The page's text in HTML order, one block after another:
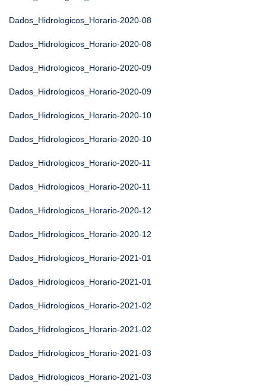
Dados_Hidrologicos_Horario-2020-08
Dados_Hidrologicos_Horario-2020-08
Dados_Hidrologicos_Horario-2020-09
Dados_Hidrologicos_Horario-2020-09
Dados_Hidrologicos_Horario-2020-10
Dados_Hidrologicos_Horario-2020-10
Dados_Hidrologicos_Horario-2020-11
Dados_Hidrologicos_Horario-2020-11
Dados_Hidrologicos_Horario-2020-12
Dados_Hidrologicos_Horario-2020-12
Dados_Hidrologicos_Horario-2021-01
Dados_Hidrologicos_Horario-2021-01
Dados_Hidrologicos_Horario-2021-02
Dados_Hidrologicos_Horario-2021-02
Dados_Hidrologicos_Horario-2021-03
Dados_Hidrologicos_Horario-2021-03